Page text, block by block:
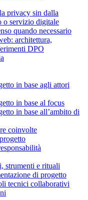
privacy sin dalla
o servizio digitale
quando necessario
architettura,
DPO
in base agli attori
in base al focus
in base all’ambito di
coinvolte
strumenti e rituali
di progetto
tecnici collaborativi